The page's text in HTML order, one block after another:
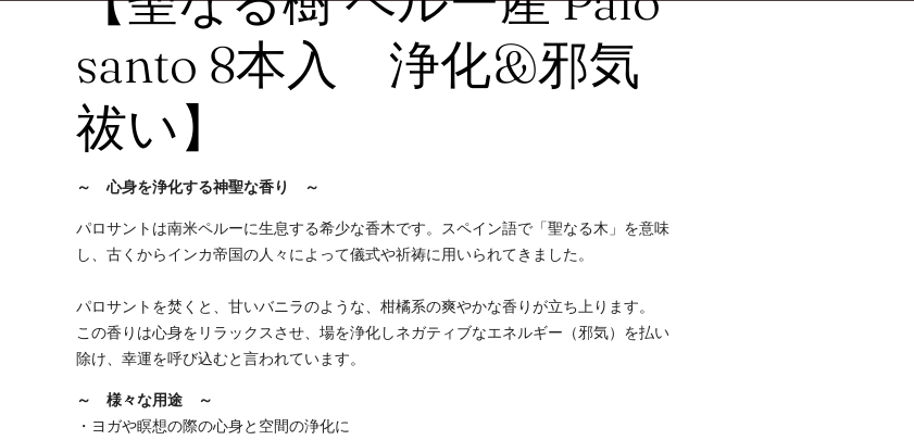
santo 8本入 浄化&邪気
祓い】
～ 心身を浄化する神聖な香り ～
パロサントは南米ペルーに生息する希少な香木です。スペイン語で「聖なる木」を意味
し、古くからインカ帝国の人々によって儀式や祈祷に用いられてきました。
パロサントを焚くと、甘いバニラのような、柑橘系の爽やかな香りが立ち上ります。
この香りは心身をリラックスさせ、場を浄化しネガティブなエネルギー（邪気）を払い
除け、幸運を呼び込むと言われています。
～ 様々な用途 ～
・ヨガや瞑想の際の心身と空間の浄化に